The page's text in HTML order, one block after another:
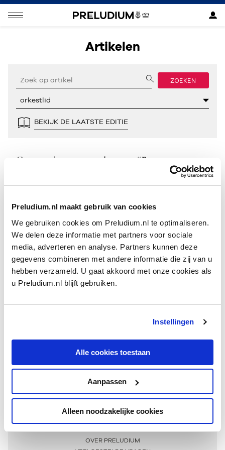
Preludium.nl maakt gebruik van cookies
We gebruiken cookies om Preludium.nl te optimaliseren.
We delen deze informatie met partners voor sociale
media, adverteren en analyse. Partners kunnen deze
gegevens combineren met andere informatie die zij van u
hebben verzameld. U gaat akkoord met onze cookies als
u Preludium.nl blijft gebruiken.
Instellingen
Alle cookies toestaan
Aanpassen
Alleen noodzakelijke cookies
Artikelen
ZOEKEN
BEKIJK DE LAATSTE EDITIE
Geen resultaten gevonden voor “”.
Meer informatie
OVER PRELUDIUM